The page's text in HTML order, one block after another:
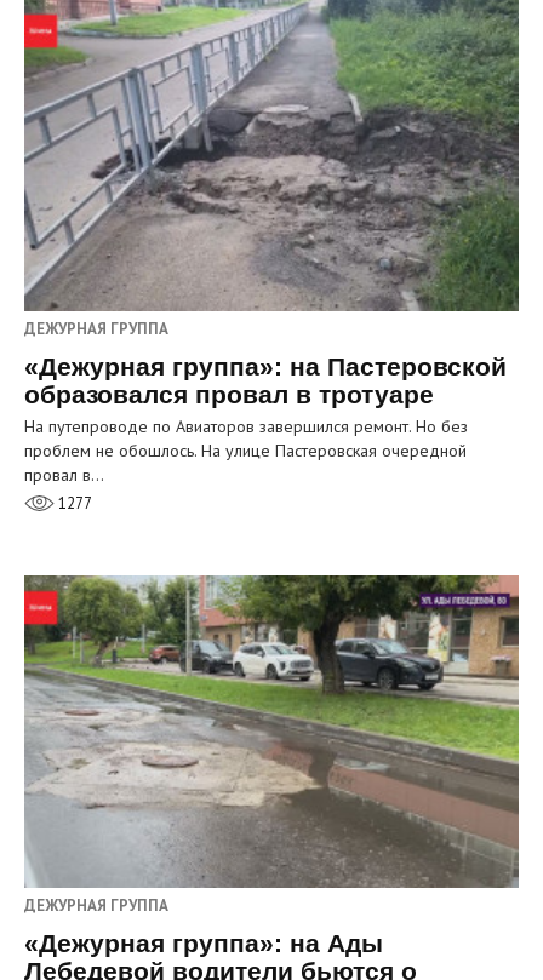
ДЕЖУРНАЯ ГРУППА
«Дежурная группа»: на Пастеровской
образовался провал в тротуаре
На путепроводе по Авиаторов завершился ремонт. Но без
проблем не обошлось. На улице Пастеровская очередной
провал в…
1277
ДЕЖУРНАЯ ГРУППА
«Дежурная группа»: на Ады
Лебедевой водители бьются о